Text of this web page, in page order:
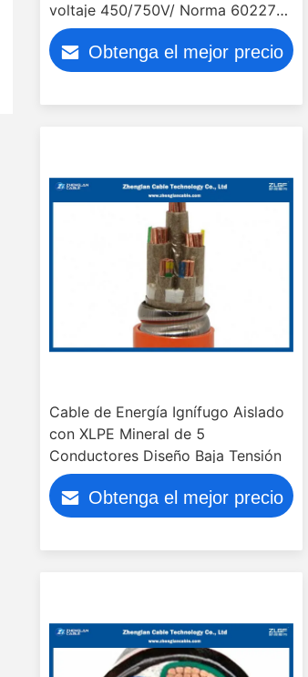
voltaje 450/750V/ Norma 60227
IEC 01 ((BV) / GB/T5023.3-2008
Obtenga el mejor precio
Cable de Energía Ignífugo Aislado
con XLPE Mineral de 5
Conductores Diseño Baja Tensión
Obtenga el mejor precio